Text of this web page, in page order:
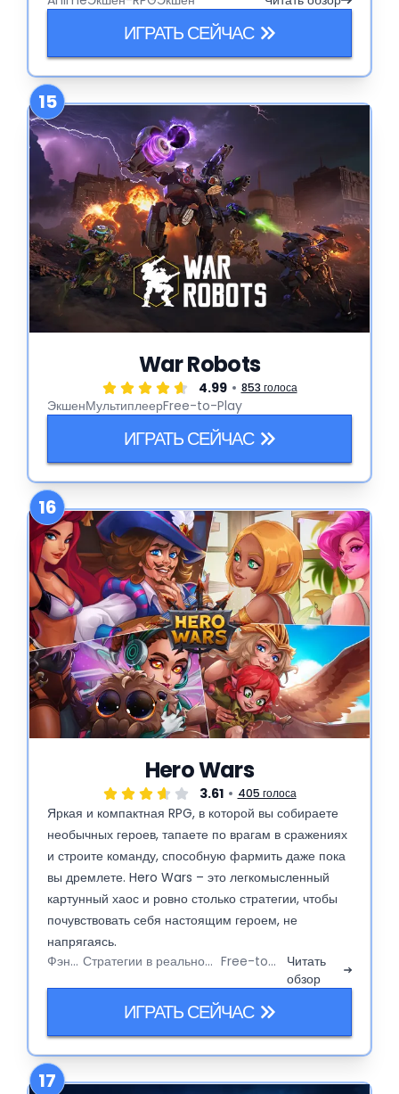
ИГРАТЬ СЕЙЧАС
15
War Robots
4.99 853 голоса
ЭкшенМультиплеерFree-to-Play
ИГРАТЬ СЕЙЧАС
16
Hero Wars
3.61 405 голоса
Яркая и компактная RPG, в которой вы собираете
необычных героев, тапаете по врагам в сражениях
и строите команду, способную фармить даже пока
вы дремлете. Hero Wars – это легкомысленный
картунный хаос и ровно столько стратегии, чтобы
почувствовать себя настоящим героем, не
напрягаясь.
Фэнтези
Стратегии в реальном времени Free-to-Play
Читать
обзор
ИГРАТЬ СЕЙЧАС
17